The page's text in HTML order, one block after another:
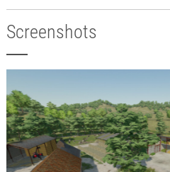
Screenshots